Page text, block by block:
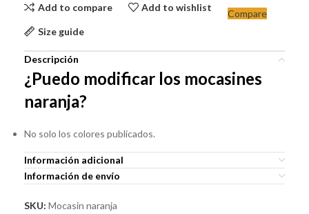
Add to compare Add to wishlist
Compare
Size guide
Descripción
¿Puedo modificar los mocasines
naranja?
No solo los colores publicados.
Información adicional
Información de envío
SKU: Mocasin naranja